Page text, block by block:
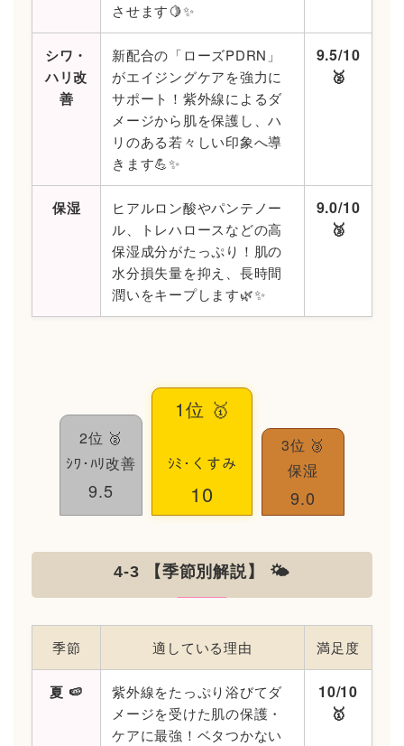
させます🍋✨
シワ・
ハリ改
善
新配合の「ローズPDRN」
がエイジングケアを強力に
サポート！紫外線によるダ
メージから肌を保護し、ハ
リのある若々しい印象へ導
きます💪✨
9.5/10
🥈
保湿
ヒアルロン酸やパンテノー
ル、トレハロースなどの高
保湿成分がたっぷり！肌の
水分損失量を抑え、長時間
潤いをキープします🌿✨
9.0/10
🥉
2位 🥈
ｼﾜ･ﾊﾘ改善
9.5
1位 🥇
ｼﾐ･くすみ
10
3位 🥉
保湿
9.0
4-3 【季節別解説】 🌤️
季節 適している理由 満足度
夏 🍉
紫外線をたっぷり浴びてダ
メージを受けた肌の保護・
ケアに最強！ベタつかない
10/10
🥇